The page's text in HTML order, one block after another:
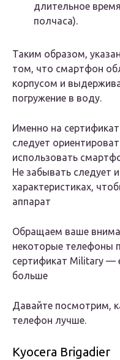
длительное
полчаса).
Таким образом,
том, что смартфон
корпусом и
погружение в воду.
Именно на
следует
использовать
Не забывать следует
характеристиках,
аппарат
Обращаем ваше
некоторые телефоны
сертификат Military
больше
Давайте посмотрим,
телефон лучше.
Kyocera Brigadier